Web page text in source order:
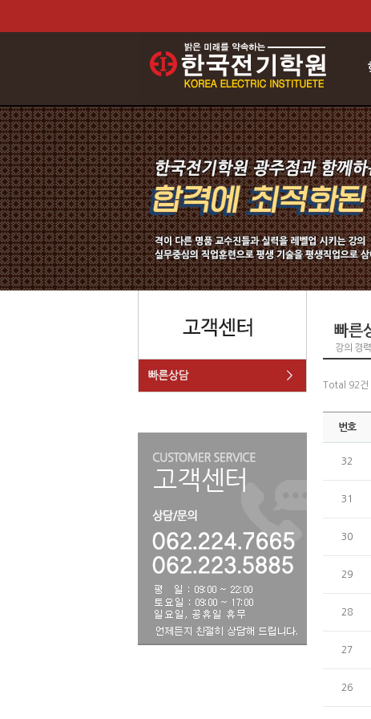
Total 92건
번호
32
31
30
29
28
27
26